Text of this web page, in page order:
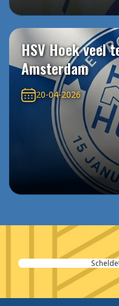
HSV Hoek veel
Amsterdam
20-04-2026